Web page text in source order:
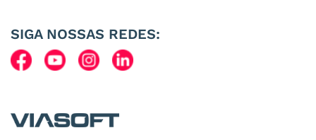
SIGA NOSSAS REDES: